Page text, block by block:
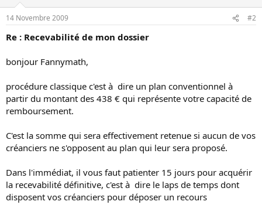
14 Novembre 2009 #2
Re : Recevabilité de mon dossier
bonjour Fannymath,
procédure classique c'est à dire un plan conventionnel à
partir du montant des 438 € qui représente votre capacité de
remboursement.
C'est la somme qui sera effectivement retenue si aucun de vos
créanciers ne s'opposent au plan qui leur sera proposé.
Dans l'immédiat, il vous faut patienter 15 jours pour acquérir
la recevabilité définitive, c'est à dire le laps de temps dont
disposent vos créanciers pour déposer un recours